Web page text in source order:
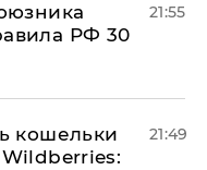
РФ 30
21:55
кошельки
21:49